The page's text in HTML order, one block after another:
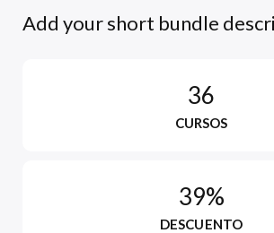
Add your short bundle
36
CURSOS
39%
DESCUENTO